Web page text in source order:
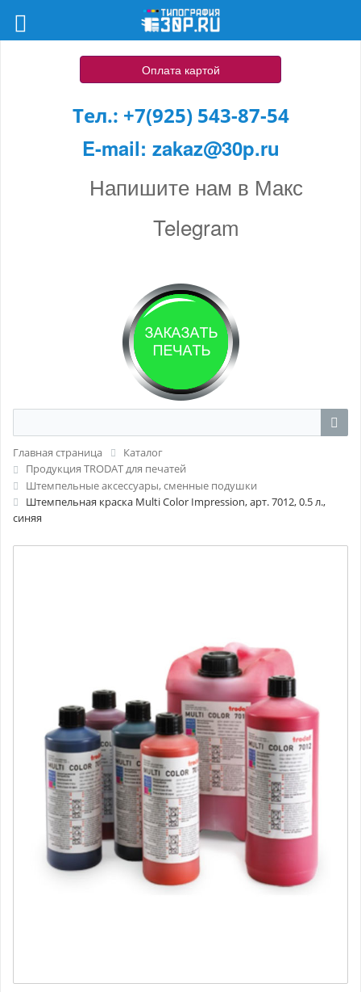
Оплата картой
Тел.: +7(925) 543-87-54
E-mail: zakaz@30p.ru
Напишите нам в Макс
Telegram
Главная страница
Каталог
Продукция TRODAT для печатей
Штемпельные аксессуары, сменные подушки
Штемпельная краска Multi Color Impression, арт. 7012, 0.5 л.,
синяя